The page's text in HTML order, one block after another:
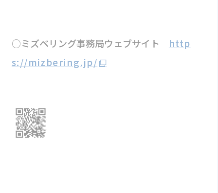
○ミズベリング事務局ウェブサイト http
s://mizbering.jp/